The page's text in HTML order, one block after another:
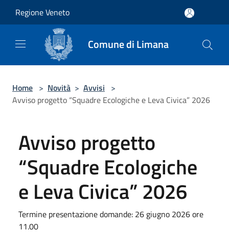
Regione Veneto
Comune di Limana
Home > Novità > Avvisi >
Avviso progetto “Squadre Ecologiche e Leva Civica” 2026
Avviso progetto
“Squadre Ecologiche
e Leva Civica” 2026
Termine presentazione domande: 26 giugno 2026 ore
11.00